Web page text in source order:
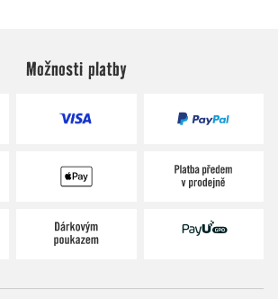
Možnosti platby